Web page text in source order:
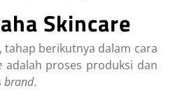
Skincare
tahap berikutnya dalam cara
adalah proses produksi dan
brand.